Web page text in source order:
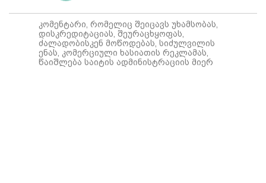
კომენტარი, რომელიც შეიცავს უხამსობას,
დისკრედიტაციას, შეურაცხყოფას,
ძალადობისკენ მოწოდებას, სიძულვილის
ენას, კომერციული ხასიათის რეკლამას,
წაიშლება საიტის ადმინისტრაციის მიერ